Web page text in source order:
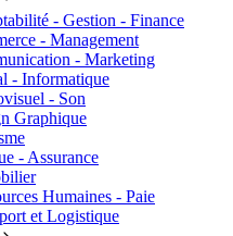
- Gestion - Finance
- Management
- Marketing
- Informatique
- Son
Graphique
- Assurance
Humaines - Paie
et Logistique